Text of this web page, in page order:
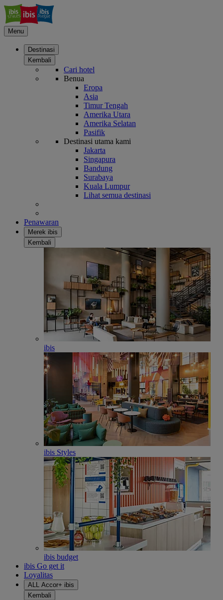
Menu
Destinasi
Kembali
Cari hotel
Benua
Eropa
Asia
Timur Tengah
Amerika Utara
Amerika Selatan
Pasifik
Destinasi utama kami
Jakarta
Singapura
Bandung
Surabaya
Kuala Lumpur
Lihat semua destinasi
Penawaran
Merek ibis
Kembali
ibis
ibis Styles
ibis budget
ibis Go get it
Loyalitas
ALL Accor+ ibis
Kembali